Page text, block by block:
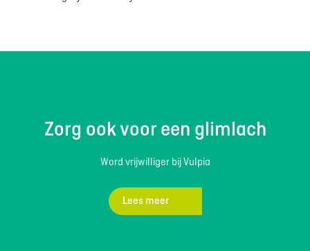
Zorg ook voor een glimlach
Word vrijwilliger bij Vulpia
Lees meer